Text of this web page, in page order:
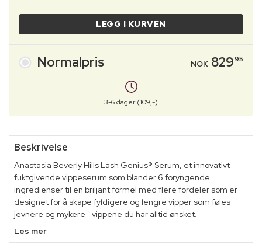
LEGG I KURVEN
Normalpris NOK 82995
3-6 dager (109,-)
Beskrivelse
Anastasia Beverly Hills Lash Genius® Serum, et innovativt
fuktgivende vippeserum som blander 6 foryngende
ingredienser til en briljant formel med flere fordeler som er
designet for å skape fyldigere og lengre vipper som føles
jevnere og mykere– vippene du har alltid ønsket.
Les mer